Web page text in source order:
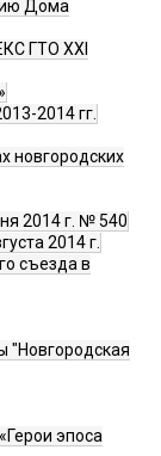
Дома
ГТО XXI
2014 гг.
новгородских
2014 г. № 540
2014 г.
съезда в
"Новгородская
эпоса